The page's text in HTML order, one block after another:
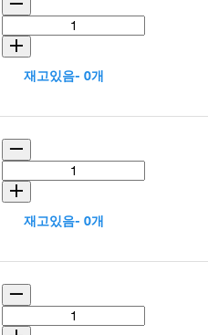
재고있음- 0개
재고있음- 0개